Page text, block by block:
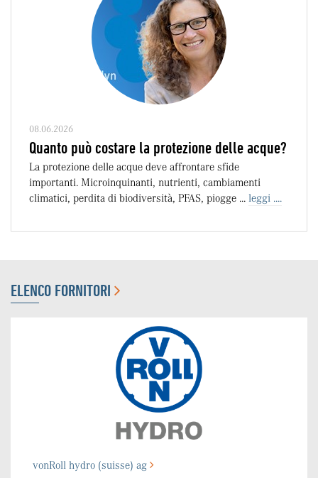
08.06.2026
Quanto può costare la protezione delle acque?
La protezione delle acque deve affrontare sfide
importanti. Microinquinanti, nutrienti, cambiamenti
climatici, perdita di biodiversità, PFAS, piogge ... leggi ....
ELENCO FORNITORI
vonRoll hydro (suisse) ag